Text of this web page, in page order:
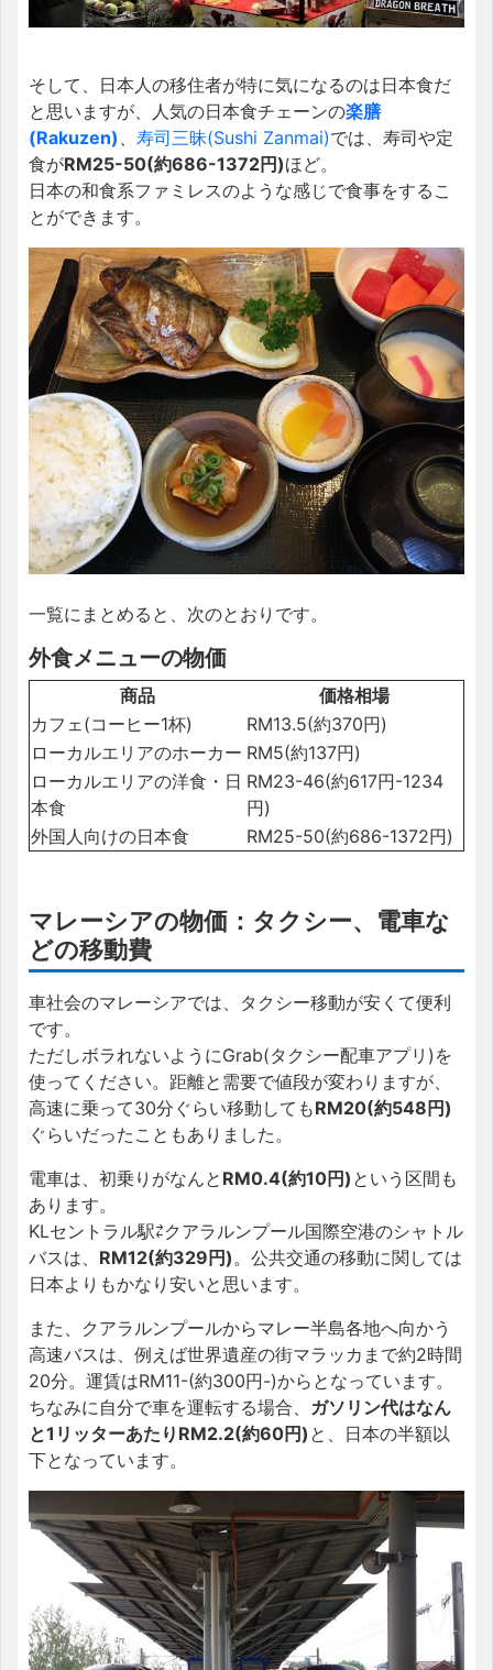
そして、日本人の移住者が特に気になるのは日本食だ
と思いますが、人気の日本食チェーンの楽膳
(Rakuzen)
寿司三昧(Sushi Zanmai)では、寿司や定
食がRM25-50(約686-1372円)ほど。
日本の和食系ファミレスのような感じで食事をするこ
とができます。
一覧にまとめると、次のとおりです。
外食メニューの物価
商品
価格相場
カフェ(コーヒー1杯)
RM13.5(約370円)
ローカルエリアのホーカー RM5(約137円)
ローカルエリアの洋食・日
本食
RM23-46(約617円-1234
円)
外国人向けの日本食
RM25-50(約686-1372円)
マレーシアの物価：タクシー、電車な
どの移動費
車社会のマレーシアでは、タクシー移動が安くて便利
です。
ただしボラれないようにGrab(タクシー配車アプリ)を
使ってください。距離と需要で値段が変わりますが、
高速に乗って30分ぐらい移動してもRM20(約548円)
ぐらいだったこともありました。
電車は、初乗りがなんと RM0.4(約10円) という区間も
あります。
KLセントラル駅⇄クアラルンプール国際空港のシャトル
バスは、 RM12(約329円) 。公共交通の移動に関しては
日本よりもかなり安いと思います。
また、クアラルンプールからマレー半島各地へ向かう
高速バスは、例えば世界遺産の街マラッカまで約2時間
20分。運賃はRM11-(約300円-)からとなっています。
ちなみに自分で車を運転する場合、 ガソリン代はなん
と1リッターあたりRM2.2(約60円) と、日本の半額以
下となっています。